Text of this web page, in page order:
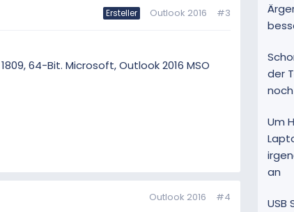
Ersteller Outlook 2016 #3
64-Bit. Microsoft, Outlook 2016 MSO
Outlook 2016 #4
der
Um
an
USB